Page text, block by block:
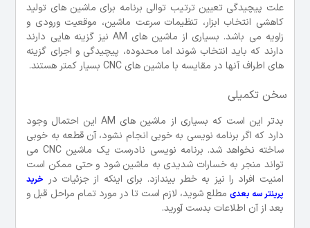
علت پیچیدگی تعیین ترتیب توالی برنامه برای ماشین های تولید
کاهشی انتخاب ابزار، تنظیمات سرعت ماشین، موقعیت ورودی و
زاویه می باشد. بسیاری از ماشین های AM نیز گزینه هایی دارند
دارند که باید انتخاب شوند اما محدوده، پیچیدگی و اجرای گزینه
های اطراف آنها در مقایسه با ماشین های CNC بسیار کمتر هستند.
سخن تکمیلی
بدتر این است که بسیاری از ماشین های AM این احتمال وجود
دارد که اگر برنامه نویسی به خوبی انجام نشود، آن قطعه به خوبی
ساخته نخواهد شد. برنامه نویسی نادرست یک ماشین CNC می
تواند منجر به خسارات شدیدی به ماشین شود و حتی ممکن است
امنیت افراد را نیز به خطر بیندازد. برای اینکه از جزئیات در خرید
پرینتر سه بعدیمطلع شوید، لازم است تا در مورد تمام مراحل قبل و
بعد از آن اطلاعات بدست آورید.